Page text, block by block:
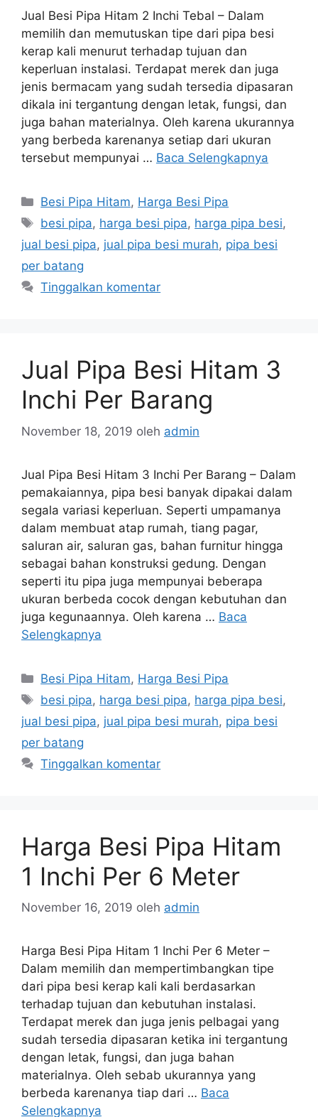
Jual Besi Pipa Hitam 2 Inchi Tebal – Dalam
memilih dan memutuskan tipe dari pipa besi
kerap kali menurut terhadap tujuan dan
keperluan instalasi. Terdapat merek dan juga
jenis bermacam yang sudah tersedia dipasaran
dikala ini tergantung dengan letak, fungsi, dan
juga bahan materialnya. Oleh karena ukurannya
yang berbeda karenanya setiap dari ukuran
tersebut mempunyai … Baca Selengkapnya
Kategori
Besi Pipa Hitam, Harga Besi Pipa
Tag
besi pipa, harga besi pipa, harga pipa besi,
jual besi pipa, jual pipa besi murah, pipa besi
per batang
Tinggalkan komentar
Jual Pipa Besi Hitam 3
Inchi Per Barang
November 18, 2019 oleh admin
Jual Pipa Besi Hitam 3 Inchi Per Barang – Dalam
pemakaiannya, pipa besi banyak dipakai dalam
segala variasi keperluan. Seperti umpamanya
dalam membuat atap rumah, tiang pagar,
saluran air, saluran gas, bahan furnitur hingga
sebagai bahan konstruksi gedung. Dengan
seperti itu pipa juga mempunyai beberapa
ukuran berbeda cocok dengan kebutuhan dan
juga kegunaannya. Oleh karena … Baca
Selengkapnya
Kategori
Besi Pipa Hitam, Harga Besi Pipa
Tag
besi pipa, harga besi pipa, harga pipa besi,
jual besi pipa, jual pipa besi murah, pipa besi
per batang
Tinggalkan komentar
Harga Besi Pipa Hitam
1 Inchi Per 6 Meter
November 16, 2019 oleh admin
Harga Besi Pipa Hitam 1 Inchi Per 6 Meter –
Dalam memilih dan mempertimbangkan tipe
dari pipa besi kerap kali kali berdasarkan
terhadap tujuan dan kebutuhan instalasi.
Terdapat merek dan juga jenis pelbagai yang
sudah tersedia dipasaran ketika ini tergantung
dengan letak, fungsi, dan juga bahan
materialnya. Oleh sebab ukurannya yang
berbeda karenanya tiap dari … Baca
Selengkapnya